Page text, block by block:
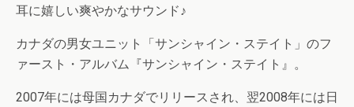
耳に嬉しい爽やかなサウンド♪
カナダの男女ユニット「サンシャイン・ステイト」のフ
ァースト・アルバム『サンシャイン・ステイト』。
2007年には母国カナダでリリースされ、翌2008年には日